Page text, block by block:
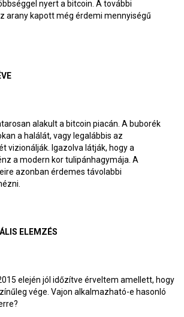
nyert a bitcoin. A további
arany kapott még érdemi mennyiségű
alakult a bitcoin piacán. A buborék
a halálát, vagy legalábbis az
vizionálják. Igazolva látják, hogy a
a modern kor tulipánhagymája. A
azonban érdemes távolabbi
ELEMZÉS
elején jól időzítve érveltem amellett, hogy
vége. Vajon alkalmazható-e hasonló